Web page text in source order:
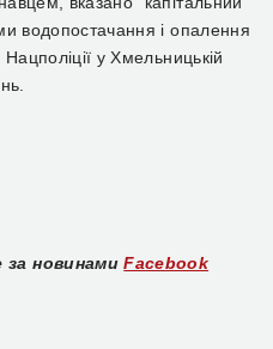
водопостачання і опалення
у Хмельницькій
за новинами Facebook